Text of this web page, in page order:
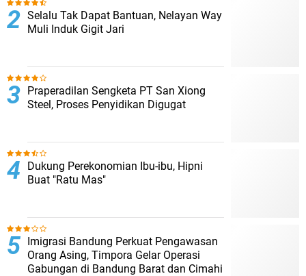
Selalu Tak Dapat Bantuan, Nelayan Way
Muli Induk Gigit Jari
Praperadilan Sengketa PT San Xiong
Steel, Proses Penyidikan Digugat
Dukung Perekonomian Ibu-ibu, Hipni
Buat "Ratu Mas"
Imigrasi Bandung Perkuat Pengawasan
Orang Asing, Timpora Gelar Operasi
Gabungan di Bandung Barat dan Cimahi